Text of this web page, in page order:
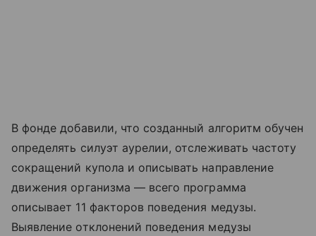
В фонде добавили, что созданный алгоритм обучен
определять силуэт аурелии, отслеживать частоту
сокращений купола и описывать направление
движения организма — всего программа
описывает 11 факторов поведения медузы.
Выявление отклонений поведения медузы